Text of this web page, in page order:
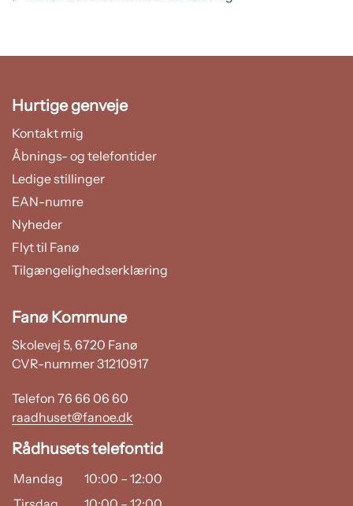
Hurtige genveje
Kontakt mig
Åbnings- og telefontider
Ledige stillinger
EAN-numre
Nyheder
Flyt til Fanø
Tilgængelighedserklæring
Fanø Kommune
Skolevej 5, 6720 Fanø
CVR-nummer 31210917
Telefon 76 66 06 60
raadhuset@fanoe.dk
Rådhusets telefontid
Mandag 10:00 – 12:00